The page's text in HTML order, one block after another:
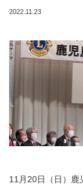
2022.11.23
11月20日（日）鹿